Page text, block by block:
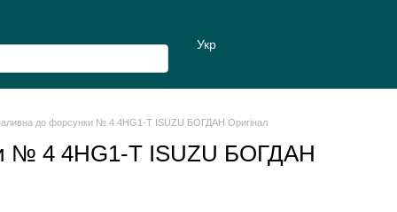
Укр
до форсунки № 4 4НG1-T ISUZU БОГДАН Оригінал
№ 4 4НG1-T ISUZU БОГДАН